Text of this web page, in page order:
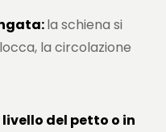
la schiena si
la circolazione
del petto o in